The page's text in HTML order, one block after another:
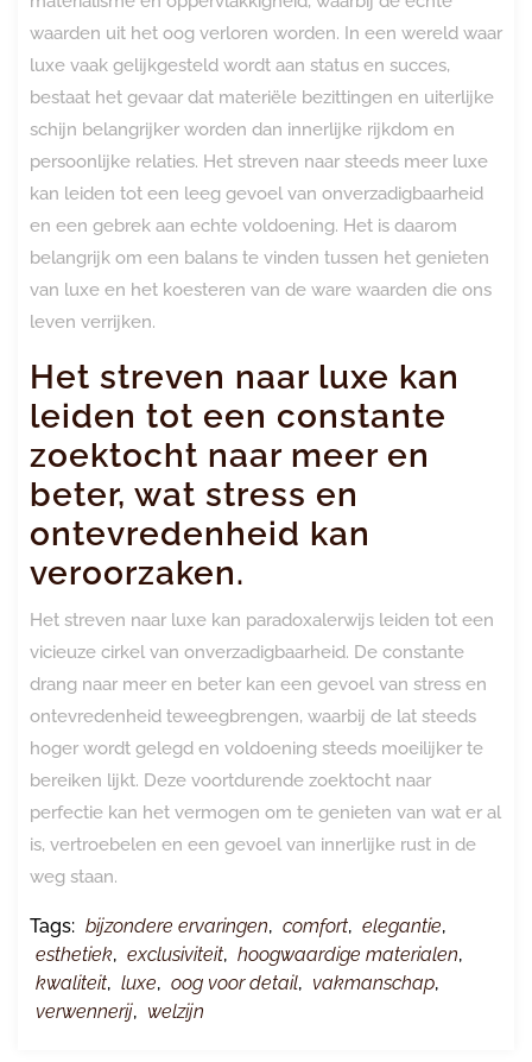
waarden uit het oog verloren worden. In een wereld waar
luxe vaak gelijkgesteld wordt aan status en succes,
bestaat het gevaar dat materiële bezittingen en uiterlijke
schijn belangrijker worden dan innerlijke rijkdom en
persoonlijke relaties. Het streven naar steeds meer luxe
kan leiden tot een leeg gevoel van onverzadigbaarheid
en een gebrek aan echte voldoening. Het is daarom
belangrijk om een balans te vinden tussen het genieten
van luxe en het koesteren van de ware waarden die ons
leven verrijken.
Het streven naar luxe kan
leiden tot een constante
zoektocht naar meer en
beter, wat stress en
ontevredenheid kan
veroorzaken.
Het streven naar luxe kan paradoxalerwijs leiden tot een
vicieuze cirkel van onverzadigbaarheid. De constante
drang naar meer en beter kan een gevoel van stress en
ontevredenheid teweegbrengen, waarbij de lat steeds
hoger wordt gelegd en voldoening steeds moeilijker te
bereiken lijkt. Deze voortdurende zoektocht naar
perfectie kan het vermogen om te genieten van wat er al
is, vertroebelen en een gevoel van innerlijke rust in de
weg staan.
Tags: bijzondere ervaringen, comfort, elegantie,
esthetiek, exclusiviteit, hoogwaardige materialen,
kwaliteit, luxe, oog voor detail, vakmanschap,
verwennerij, welzijn